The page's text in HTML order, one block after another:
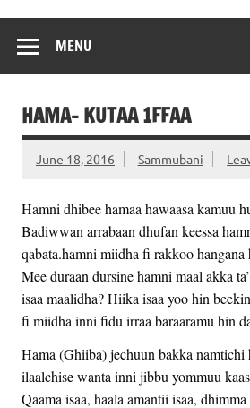
MENU
HAMA- KUTAA 1FFAA
June 18, 2016 Sammubani
Hamni dhibee hamaa hawaasa kamuu
Badiwwan arrabaan dhufan keessa
qabata.hamni miidha fi rakkoo hangana
Mee duraan dursine hamni maal akka
isaa maalidha? Hiika isaa yoo hin
fi miidha inni fidu irraa baraaramu hin
Hama (Ghiiba) jechuun bakka namtichi
ilaalchise wanta inni jibbu yommuu
Qaama isaa, haala amantii isaa,